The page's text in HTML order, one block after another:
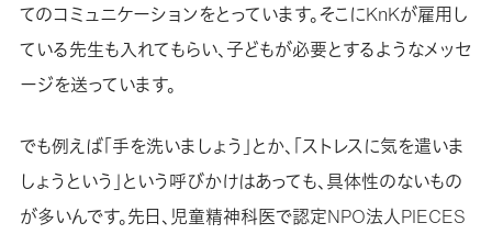
てのコミュニケーションをとっています。そこにKnKが雇用し
ている先生も入れてもらい、子どもが必要とするようなメッセ
ージを送っています。
でも例えば「手を洗いましょう」とか、「ストレスに気を遣いま
しょうという」という呼びかけはあっても、具体性のないもの
が多いんです。先日、児童精神科医で認定NPO法人PIECES